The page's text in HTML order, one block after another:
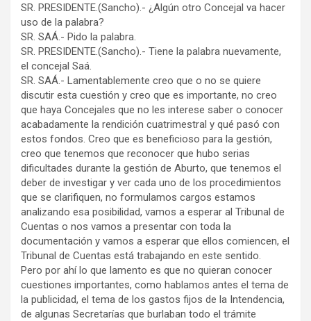
SR. PRESIDENTE.(Sancho).- ¿Algún otro Concejal va hacer
uso de la palabra?
SR. SAÁ.- Pido la palabra.
SR. PRESIDENTE.(Sancho).- Tiene la palabra nuevamente,
el concejal Saá.
SR. SAÁ.- Lamentablemente creo que o no se quiere
discutir esta cuestión y creo que es importante, no creo
que haya Concejales que no les interese saber o conocer
acabadamente la rendición cuatrimestral y qué pasó con
estos fondos. Creo que es beneficioso para la gestión,
creo que tenemos que reconocer que hubo serias
dificultades durante la gestión de Aburto, que tenemos el
deber de investigar y ver cada uno de los procedimientos
que se clarifiquen, no formulamos cargos estamos
analizando esa posibilidad, vamos a esperar al Tribunal de
Cuentas o nos vamos a presentar con toda la
documentación y vamos a esperar que ellos comiencen, el
Tribunal de Cuentas está trabajando en este sentido.
Pero por ahí lo que lamento es que no quieran conocer
cuestiones importantes, como hablamos antes el tema de
la publicidad, el tema de los gastos fijos de la Intendencia,
de algunas Secretarías que burlaban todo el trámite